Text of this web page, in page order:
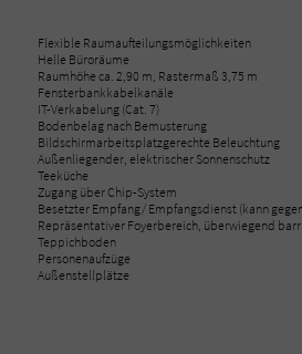
Flexible Raumaufteilungsmöglichkeiten
Helle Büroräume
Raumhöhe ca. 2,90 m, Rastermaß 3,75 m
Fensterbankkabelkanäle
IT-Verkabelung (Cat. 7)
Bodenbelag nach Bemusterung
Bildschirmarbeitsplatzgerechte Beleuchtung
Außenliegender, elektrischer Sonnenschutz
Teeküche
Zugang über Chip-System
Besetzter Empfang/ Empfangsdienst (kann
Repräsentativer Foyerbereich, überwiegend
Teppichboden
Personenaufzüge
Außenstellplätze